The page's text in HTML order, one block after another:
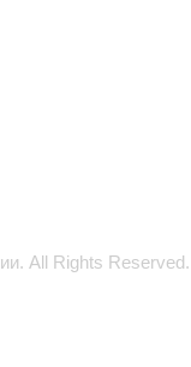
All Rights Reserved.